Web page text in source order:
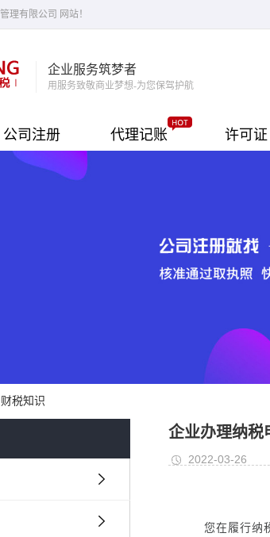
理有限公司 网站！
企业服务筑梦者
用服务致敬商业梦想-为您保驾护航
公司注册 代理记账 许可证
财税知识
企业办理纳税
2022-03-26
您在履行纳税义